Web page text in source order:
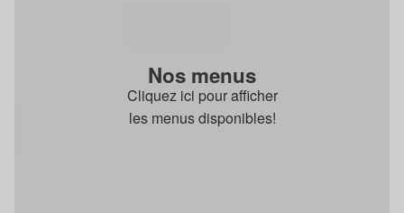
Nos menus
Cliquez ici pour afficher
les menus disponibles!